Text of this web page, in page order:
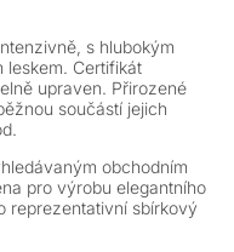
s hlubokým
leskem. Certifikát
upraven. Přirozené
součástí jejich
obchodním
pro výrobu elegantního
reprezentativní sbírkový